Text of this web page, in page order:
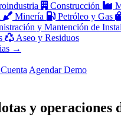
Construcción
Minería Petróleo y Gas
y Mantención de
Aseo y Residuos
→
Agendar Demo
y operaciones